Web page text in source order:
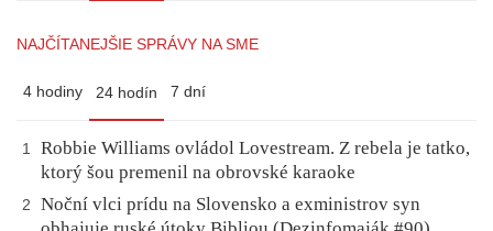
NAJČÍTANEJŠIE SPRÁVY NA SME
4 hodiny 24 hodín 7 dní
1
Robbie Williams ovládol Lovestream. Z rebela je tatko,
ktorý šou premenil na obrovské karaoke
2
Noční vlci prídu na Slovensko a exministrov syn